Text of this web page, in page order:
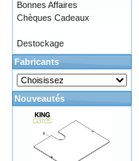
Bonnes Affaires
Chèques Cadeaux
Destockage
Fabricants
Nouveautés